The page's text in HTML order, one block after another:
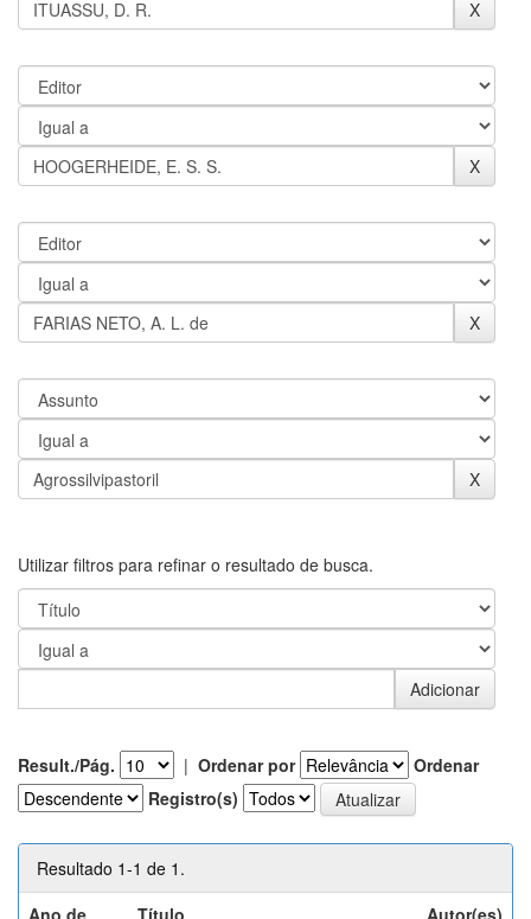
Utilizar filtros para refinar o resultado de busca.
Result./Pág. | Ordenar por
Ordenar
Registro(s)
Resultado 1-1 de 1.
Ano de
Título Autor(es)